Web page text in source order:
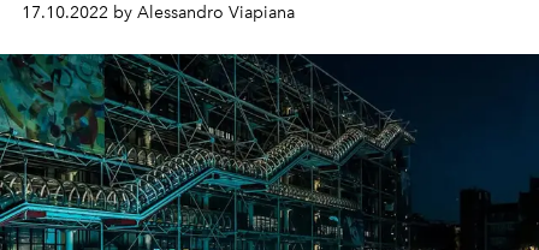
avec les Etats-Unis et le monde du Skate.
17.10.2022 by Alessandro Viapiana